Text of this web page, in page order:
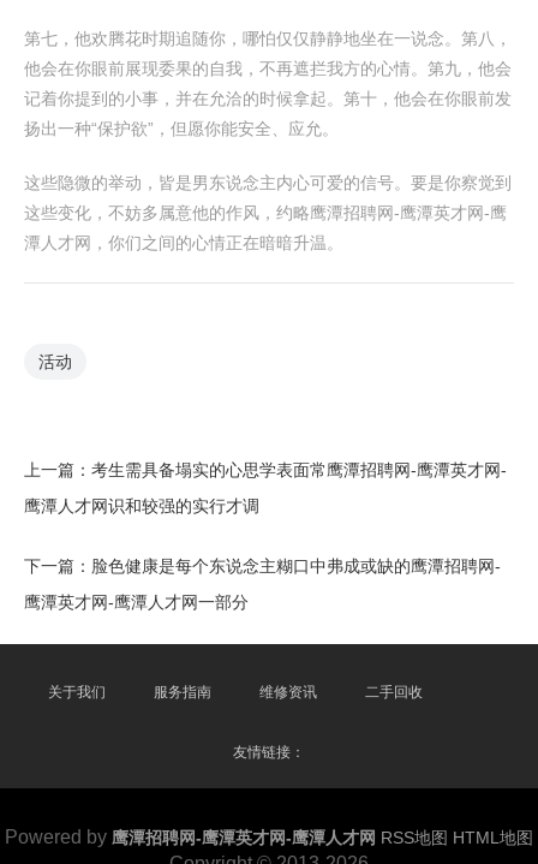
第七，他欢腾花时期追随你，哪怕仅仅静静地坐在一说念。第八，
他会在你眼前展现委果的自我，不再遮拦我方的心情。第九，他会
记着你提到的小事，并在允洽的时候拿起。第十，他会在你眼前发
扬出一种“保护欲”，但愿你能安全、应允。
这些隐微的举动，皆是男东说念主内心可爱的信号。要是你察觉到
这些变化，不妨多属意他的作风，约略鹰潭招聘网-鹰潭英才网-鹰
潭人才网，你们之间的心情正在暗暗升温。
活动
上一篇： 考生需具备塌实的心思学表面常鹰潭招聘网-鹰潭英才网-
鹰潭人才网识和较强的实行才调
下一篇： 脸色健康是每个东说念主糊口中弗成或缺的鹰潭招聘网-
鹰潭英才网-鹰潭人才网一部分
关于我们 服务指南 维修资讯 二手回收
友情链接：
Powered by 鹰潭招聘网-鹰潭英才网-鹰潭人才网 RSS地图 HTML地图